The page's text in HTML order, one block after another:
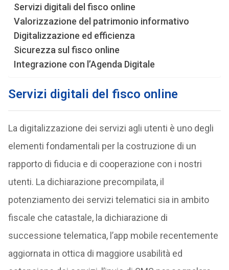
Servizi digitali del fisco online
Valorizzazione del patrimonio informativo
Digitalizzazione ed efficienza
Sicurezza sul fisco online
Integrazione con l’Agenda Digitale
Servizi digitali del fisco online
La digitalizzazione dei servizi agli utenti è uno degli
elementi fondamentali per la costruzione di un
rapporto di fiducia e di cooperazione con i nostri
utenti. La dichiarazione precompilata, il
potenziamento dei servizi telematici sia in ambito
fiscale che catastale, la dichiarazione di
successione telematica, l’app mobile recentemente
aggiornata in ottica di maggiore usabilità ed